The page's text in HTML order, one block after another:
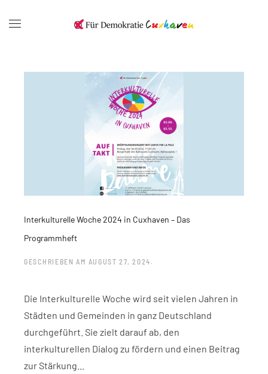
Interkulturelle Woche 2024 in Cuxhaven – Das
Programmheft
GESCHRIEBEN AM AUGUST 27, 2024 .
Die Interkulturelle Woche wird seit vielen Jahren in
Städten und Gemeinden in ganz Deutschland
durchgeführt. Sie zielt darauf ab, den
interkulturellen Dialog zu fördern und einen Beitrag
zur Stärkung...